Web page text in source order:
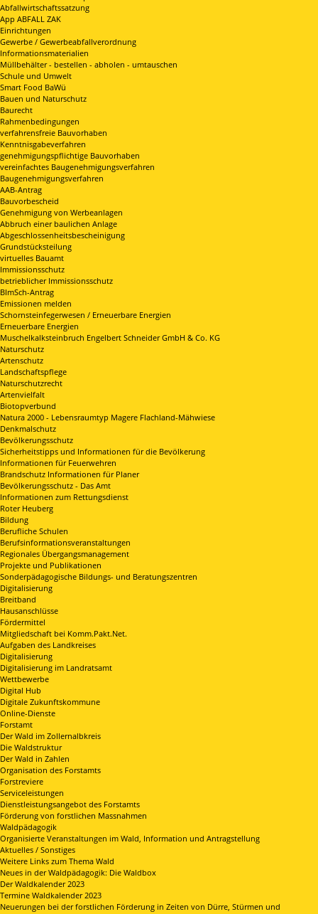
Abfallwirtschaftssatzung
App ABFALL ZAK
Einrichtungen
Gewerbe / Gewerbeabfallverordnung
Informationsmaterialien
Müllbehälter - bestellen - abholen - umtauschen
Schule und Umwelt
Smart Food BaWü
Bauen und Naturschutz
Baurecht
Rahmenbedingungen
verfahrensfreie Bauvorhaben
Kenntnisgabeverfahren
genehmigungspflichtige Bauvorhaben
vereinfachtes Baugenehmigungsverfahren
Baugenehmigungsverfahren
AAB-Antrag
Bauvorbescheid
Genehmigung von Werbeanlagen
Abbruch einer baulichen Anlage
Abgeschlossenheitsbescheinigung
Grundstücksteilung
virtuelles Bauamt
Immissionsschutz
betrieblicher Immissionsschutz
BImSch-Antrag
Emissionen melden
Schornsteinfegerwesen / Erneuerbare Energien
Erneuerbare Energien
Muschelkalksteinbruch Engelbert Schneider GmbH & Co. KG
Naturschutz
Artenschutz
Landschaftspflege
Naturschutzrecht
Artenvielfalt
Biotopverbund
Natura 2000 - Lebensraumtyp Magere Flachland-Mähwiese
Denkmalschutz
Bevölkerungsschutz
Sicherheitstipps und Informationen für die Bevölkerung
Informationen für Feuerwehren
Brandschutz Informationen für Planer
Bevölkerungsschutz - Das Amt
Informationen zum Rettungsdienst
Roter Heuberg
Bildung
Berufliche Schulen
Berufsinformationsveranstaltungen
Regionales Übergangsmanagement
Projekte und Publikationen
Sonderpädagogische Bildungs- und Beratungszentren
Digitalisierung
Breitband
Hausanschlüsse
Fördermittel
Mitgliedschaft bei Komm.Pakt.Net.
Aufgaben des Landkreises
Digitalisierung
Digitalisierung im Landratsamt
Wettbewerbe
Digital Hub
Digitale Zukunftskommune
Online-Dienste
Forstamt
Der Wald im Zollernalbkreis
Die Waldstruktur
Der Wald in Zahlen
Organisation des Forstamts
Forstreviere
Serviceleistungen
Dienstleistungsangebot des Forstamts
Förderung von forstlichen Massnahmen
Waldpädagogik
Organisierte Veranstaltungen im Wald, Information und Antragstellung
Aktuelles / Sonstiges
Weitere Links zum Thema Wald
Neues in der Waldpädagogik: Die Waldbox
Der Waldkalender 2023
Termine Waldkalender 2023
Neuerungen bei der forstlichen Förderung in Zeiten von Dürre, Stürmen und